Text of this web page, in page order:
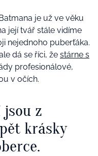
je už ve věku
její tvář stále vidíme
nejednoho puberťáka.
dá se říci, že stárne s
profesionálové,
v očích.
jsou z
krásky